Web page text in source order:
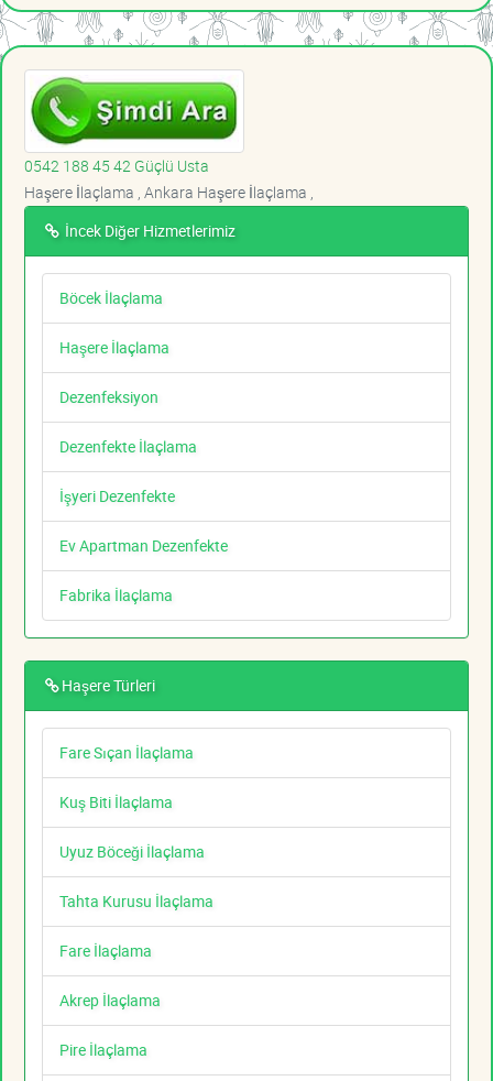
0542 188 45 42 Güçlü Usta
Haşere İlaçlama , Ankara Haşere İlaçlama ,
İncek Diğer Hizmetlerimiz
Böcek İlaçlama
Haşere İlaçlama
Dezenfeksiyon
Dezenfekte İlaçlama
İşyeri Dezenfekte
Ev Apartman Dezenfekte
Fabrika İlaçlama
Haşere Türleri
Fare Sıçan İlaçlama
Kuş Biti İlaçlama
Uyuz Böceği İlaçlama
Tahta Kurusu İlaçlama
Fare İlaçlama
Akrep İlaçlama
Pire İlaçlama